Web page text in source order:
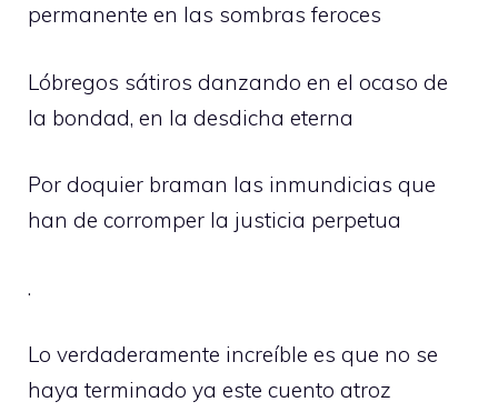
permanente en las sombras feroces
Lóbregos sátiros danzando en el ocaso de
la bondad, en la desdicha eterna
Por doquier braman las inmundicias que
han de corromper la justicia perpetua
.
Lo verdaderamente increíble es que no se
haya terminado ya este cuento atroz